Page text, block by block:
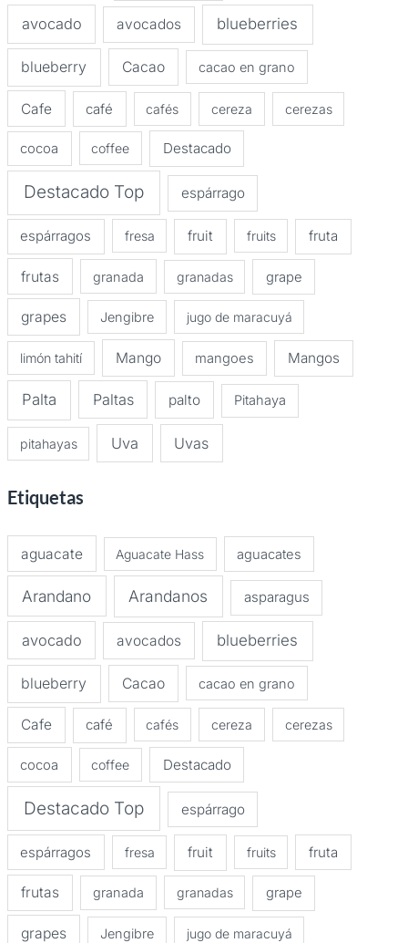
avocado avocados blueberries
blueberry Cacao cacao en grano
Cafe café cafés cereza cerezas
cocoa coffee Destacado
Destacado Top espárrago
espárragos fresa fruit fruits fruta
frutas granada granadas grape
grapes Jengibre jugo de maracuyá
limón tahití Mango mangoes Mangos
Palta Paltas palto Pitahaya
pitahayas Uva Uvas
Etiquetas
aguacate Aguacate Hass aguacates
Arandano Arandanos asparagus
avocado avocados blueberries
blueberry Cacao cacao en grano
Cafe café cafés cereza cerezas
cocoa coffee Destacado
Destacado Top espárrago
espárragos fresa fruit fruits fruta
frutas granada granadas grape
grapes Jengibre jugo de maracuyá